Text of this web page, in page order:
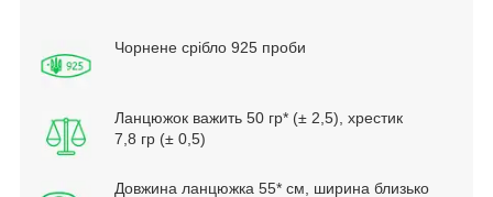
Чорнене срібло 925 проби
Ланцюжок важить 50 гр* (± 2,5), хрестик
7,8 гр (± 0,5)
Довжина ланцюжка 55* см, ширина близько